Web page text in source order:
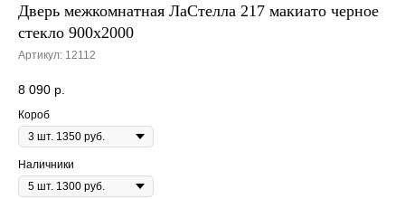
Дверь межкомнатная ЛаСтелла 217 макиато черное
стекло 900х2000
Артикул: 12112
8 090 р.
Короб
Наличники